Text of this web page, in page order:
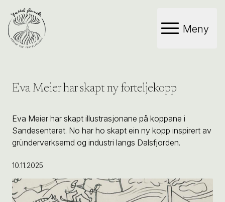
Meny
Eva Meier har skapt ny forteljekopp
Eva Meier har skapt illustrasjonane på koppane i
Sandesenteret. No har ho skapt ein ny kopp inspirert av
gründerverksemd og industri langs Dalsfjorden.
10.11.2025